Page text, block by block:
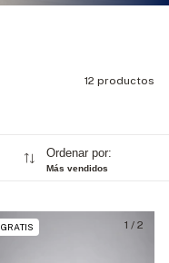
12 productos
Ordenar por:
Más vendidos
1 / 2
GRATIS